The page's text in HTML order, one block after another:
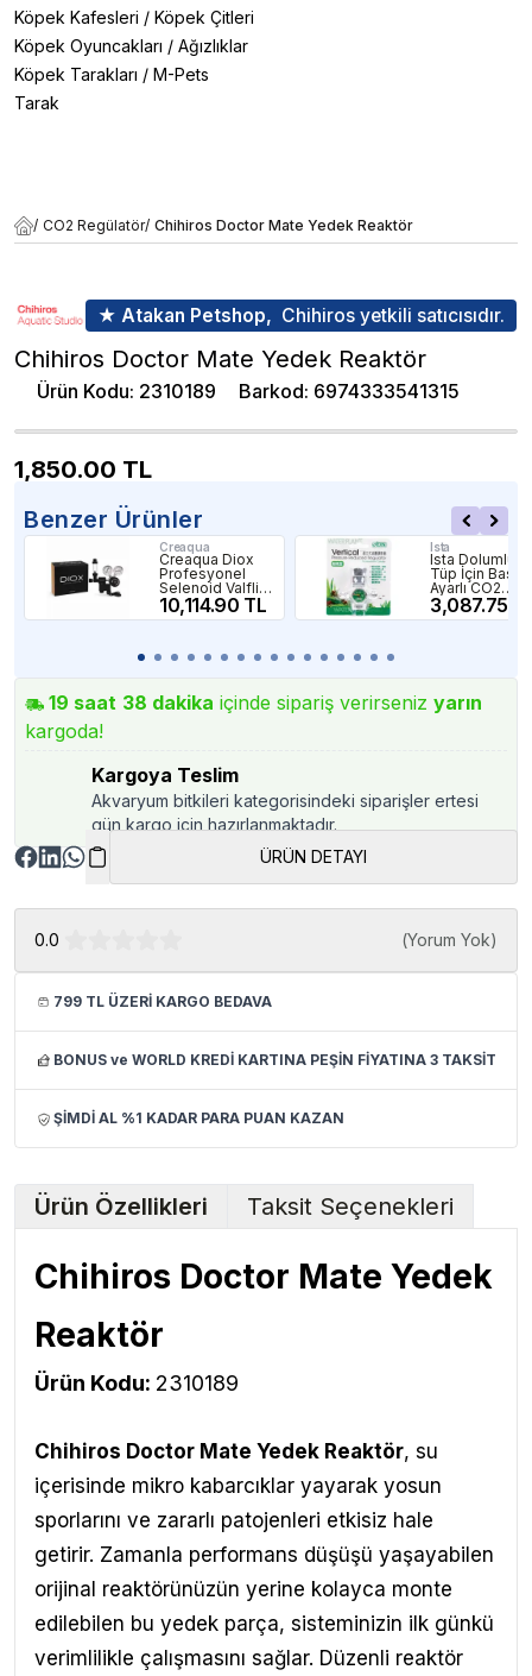
Köpek Kafesleri / Köpek Çitleri
Köpek Oyuncakları / Ağızlıklar
Köpek Tarakları / M-Pets
Tarak
/ CO2 Regülatör/ Chihiros Doctor Mate Yedek Reaktör
★ Atakan Petshop, Chihiros yetkili satıcısıdır.
Chihiros Doctor Mate Yedek Reaktör
Ürün Kodu: 2310189 Barkod: 6974333541315
1,850.00 TL
Benzer Ürünler
Creaqua
Creaqua Diox
Profesyonel
Selenoid Valfli
Damla Sayaçlı
Co2 Regülatörü
10,114.90 TL
Ista
Ista Dolumlu
Tüp İçin
Ayarlı CO2
Regülatör
3,087.75
19 saat 38 dakika içinde sipariş verirseniz yarın
kargoda!
Kargoya Teslim
Akvaryum bitkileri kategorisindeki siparişler ertesi
gün kargo için hazırlanmaktadır.
ÜRÜN DETAYI
0.0 (Yorum Yok)
799 TL ÜZERİ KARGO BEDAVA
BONUS ve WORLD KREDİ KARTINA PEŞİN FİYATINA 3 TAKSİT
ŞİMDİ AL %1 KADAR PARA PUAN KAZAN
Ürün Özellikleri Taksit Seçenekleri
Chihiros Doctor Mate Yedek
Reaktör
Ürün Kodu: 2310189
Chihiros Doctor Mate Yedek Reaktör, su
içerisinde mikro kabarcıklar yayarak yosun
sporlarını ve zararlı patojenleri etkisiz hale
getirir. Zamanla performans düşüşü yaşayabilen
orijinal reaktörünüzün yerine kolayca monte
edilebilen bu yedek parça, sisteminizin ilk günkü
verimlilikle çalışmasını sağlar. Düzenli reaktör